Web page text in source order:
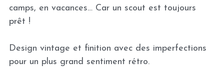
camps, en vacances… Car un scout est toujours
prêt !
Design vintage et finition avec des imperfections
pour un plus grand sentiment rétro.